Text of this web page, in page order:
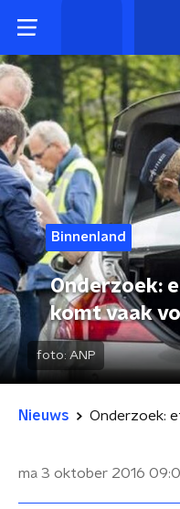
Binnenland
Onderzoek:
komt vaak
foto: ANP
Nieuws
ma 3 oktober 2016